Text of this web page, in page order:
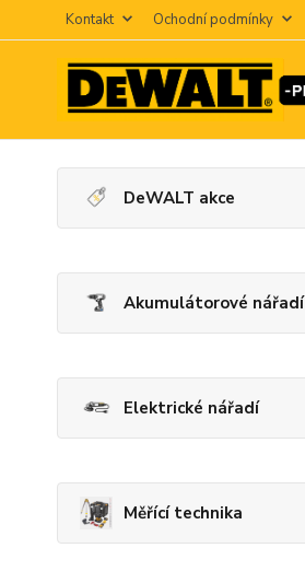
Kontakt Ochodní podmínky
DeWALT akce
Akumulátorové nářadí
Elektrické nářadí
Měřící technika